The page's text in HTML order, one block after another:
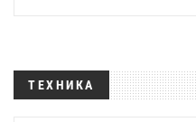
ТЕХНИКА